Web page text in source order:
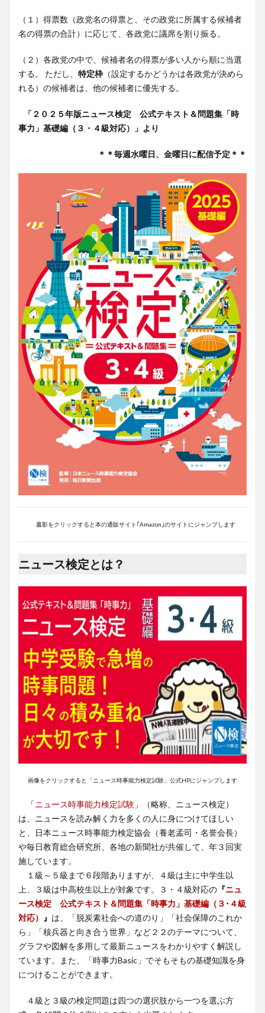
（１）得票数（政党名の得票と、その政党に所属する候補者
名の得票の合計）に応じて、各政党に議席を割り振る。
（２）各政党の中で、候補者名の得票が多い人から順に当選
する。 ただし、 特定枠 （設定するかどうかは各政党が決めら
れる）の候補者は、他の候補者に優先する。
「２０２５年版ニュース検定 公式テキスト＆問題集「時
事力」基礎編（３・４級対応）」より
＊＊毎週水曜日、金曜日に配信予定＊＊
書影をクリックすると本の通販サイト｢Amazon｣のサイトにジャンプします
ニュース検定とは？
画像をクリックすると「ニュース時事能力検定試験」公式HPにジャンプします
「ニュース時事能力検定試験 」（略称、ニュース検定）
は、ニュースを読み解く力を多くの人に身につけてほしい
と、日本ニュース時事能力検定協会（養老孟司・名誉会長）
や毎日教育総合研究所、各地の新聞社が共催して、年３回実
施しています。
１級～５級まで６段階ありますが、４級は主に中学生以
上、３級は中高校生以上が対象です。３・４級対応の 『ニュ
ース検定 公式テキスト＆問題集「時事力」基礎編（３･４級
対応）
』 は、「脱炭素社会への道のり」「社会保障のこれか
ら」「核兵器と向き合う世界」など２２のテーマについて、
グラフや図解を多用して最新ニュースをわかりやすく解説し
ています。また、「時事力Basic」でそもそもの基礎知識を身
につけることができます。
４級と３級の検定問題は四つの選択肢から一つを選ぶ方